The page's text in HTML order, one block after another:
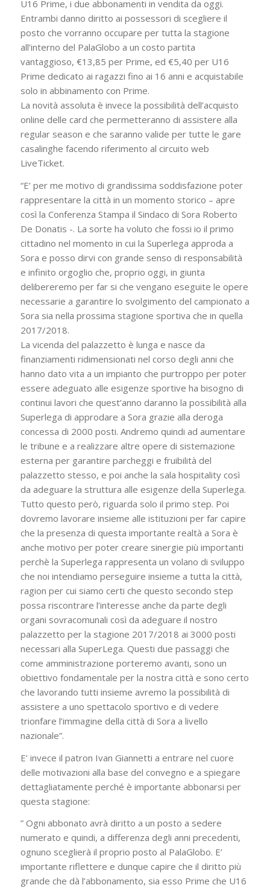
U16 Prime, i due abbonamenti in vendita da oggi.
Entrambi danno diritto ai possessori di scegliere il
posto che vorranno occupare per tutta la stagione
all’interno del PalaGlobo a un costo partita
vantaggioso, €13,85 per Prime, ed €5,40 per U16
Prime dedicato ai ragazzi fino ai 16 anni e acquistabile
solo in abbinamento con Prime.
La novità assoluta è invece la possibilità dell’acquisto
online delle card che permetteranno di assistere alla
regular season e che saranno valide per tutte le gare
casalinghe facendo riferimento al circuito web
LiveTicket.
“E’ per me motivo di grandissima soddisfazione poter
rappresentare la città in un momento storico – apre
così la Conferenza Stampa il Sindaco di Sora Roberto
De Donatis -. La sorte ha voluto che fossi io il primo
cittadino nel momento in cui la Superlega approda a
Sora e posso dirvi con grande senso di responsabilità
e infinito orgoglio che, proprio oggi, in giunta
delibereremo per far si che vengano eseguite le opere
necessarie a garantire lo svolgimento del campionato a
Sora sia nella prossima stagione sportiva che in quella
2017/2018.
La vicenda del palazzetto è lunga e nasce da
finanziamenti ridimensionati nel corso degli anni che
hanno dato vita a un impianto che purtroppo per poter
essere adeguato alle esigenze sportive ha bisogno di
continui lavori che quest’anno daranno la possibilità alla
Superlega di approdare a Sora grazie alla deroga
concessa di 2000 posti. Andremo quindi ad aumentare
le tribune e a realizzare altre opere di sistemazione
esterna per garantire parcheggi e fruibilità del
palazzetto stesso, e poi anche la sala hospitality così
da adeguare la struttura alle esigenze della Superlega.
Tutto questo però, riguarda solo il primo step. Poi
dovremo lavorare insieme alle istituzioni per far capire
che la presenza di questa importante realtà a Sora è
anche motivo per poter creare sinergie più importanti
perchè la Superlega rappresenta un volano di sviluppo
che noi intendiamo perseguire insieme a tutta la città,
ragion per cui siamo certi che questo secondo step
possa riscontrare l’interesse anche da parte degli
organi sovracomunali così da adeguare il nostro
palazzetto per la stagione 2017/2018 ai 3000 posti
necessari alla SuperLega. Questi due passaggi che
come amministrazione porteremo avanti, sono un
obiettivo fondamentale per la nostra città e sono certo
che lavorando tutti insieme avremo la possibilità di
assistere a uno spettacolo sportivo e di vedere
trionfare l’immagine della città di Sora a livello
nazionale”.
E’ invece il patron Ivan Giannetti a entrare nel cuore
delle motivazioni alla base del convegno e a spiegare
dettagliatamente perché è importante abbonarsi per
questa stagione:
” Ogni abbonato avrà diritto a un posto a sedere
numerato e quindi, a differenza degli anni precedenti,
ognuno sceglierà il proprio posto al PalaGlobo. E’
importante riflettere e dunque capire che il diritto più
grande che dà l’abbonamento, sia esso Prime che U16